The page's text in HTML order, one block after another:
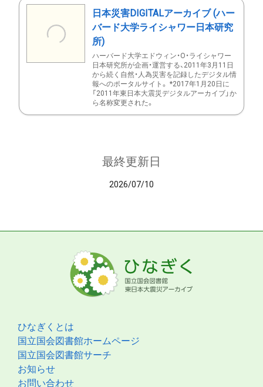
日本災害DIGITALアーカイブ (ハー
バード大学ライシャワー日本研究
所)
ハーバード大学エドウィン・O・ライシャワー
日本研究所が企画・運営する、2011年3月11日
から続く自然・人為災害を記録したデジタル情
報へのポータルサイト。 *2017年1月20日に
「2011年東日本大震災デジタルアーカイブ」か
ら名称変更された。
最終更新日
2026/07/10
ひなぎくとは
国立国会図書館ホームページ
国立国会図書館サーチ
お知らせ
お問い合わせ